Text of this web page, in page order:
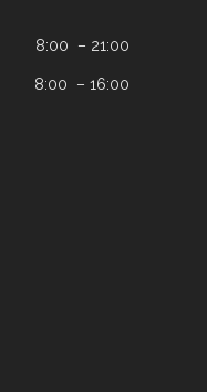
8:00 – 21:00
8:00 – 16:00